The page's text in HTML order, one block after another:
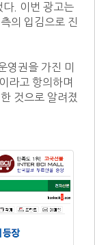
다. 이번 광고는
의 입김으로 진
영권을 가진 미
라고 항의하며
것으로 알려졌